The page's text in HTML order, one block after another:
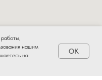
нашим
на
OK